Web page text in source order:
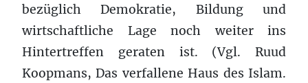
bezüglich Demokratie, Bildung und
wirtschaftliche Lage noch weiter ins
Hintertreffen geraten ist. (Vgl. Ruud
Koopmans, Das verfallene Haus des Islam.